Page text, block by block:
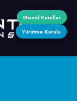
Genel Kurullar
Yürütme Kurulu